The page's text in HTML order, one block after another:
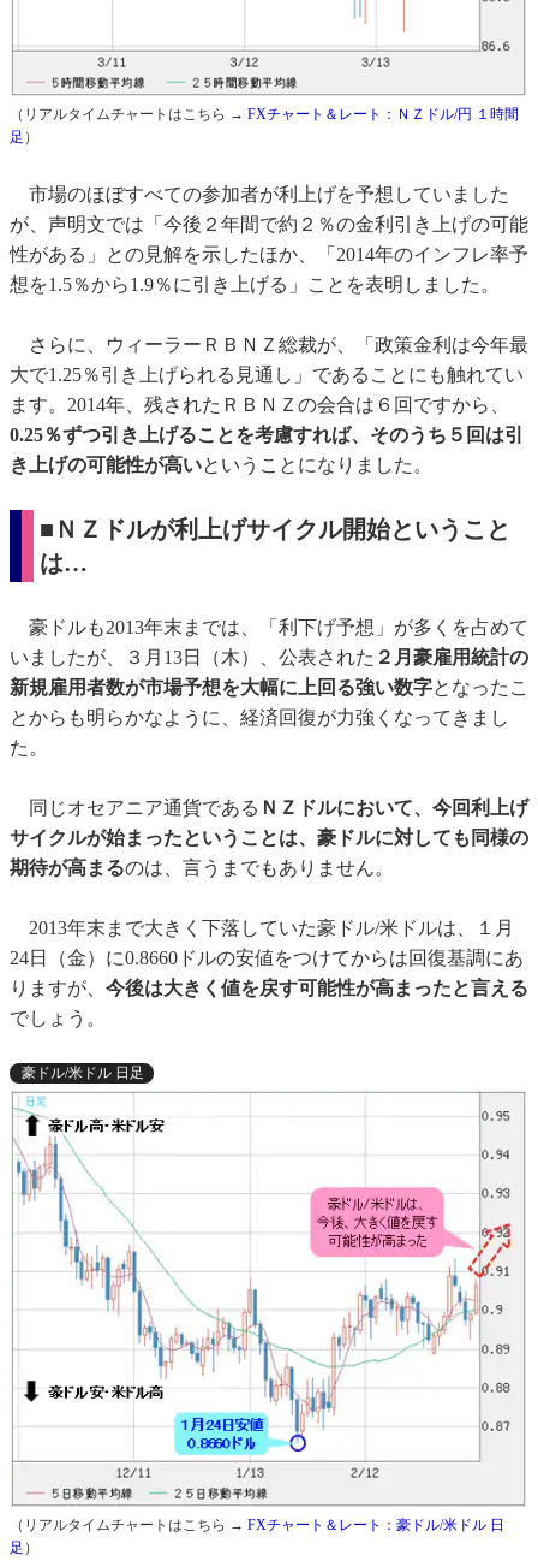
（リアルタイムチャートはこちら → FXチャート＆レート：ＮＺドル/円 １時間
足 ）
市場のほぼすべての参加者が利上げを予想していました
が、声明文では「今後２年間で約２％の金利引き上げの可能
性がある」との見解を示したほか、「2014年のインフレ率予
想を1.5％から1.9％に引き上げる」ことを表明しました。
さらに、ウィーラーＲＢＮＺ総裁が、「政策金利は今年最
大で1.25％引き上げられる見通し」であることにも触れてい
ます。2014年、残されたＲＢＮＺの会合は６回ですから、
0.25％ずつ引き上げることを考慮すれば、そのうち５回は引
き上げの可能性が高いということになりました。
■ＮＺドルが利上げサイクル開始ということ
は…
豪ドルも2013年末までは、「利下げ予想」が多くを占めて
いましたが、３月13日（木）、公表された ２月豪雇用統計の
新規雇用者数が市場予想を大幅に上回る強い数字となったこ
とからも明らかなように、経済回復が力強くなってきまし
た。
同じオセアニア通貨である ＮＺドルにおいて、今回利上げ
サイクルが始まったということは、豪ドルに対しても同様の
期待が高まるのは、言うまでもありません。
2013年末まで大きく下落していた豪ドル/米ドルは、１月
24日（金）に0.8660ドルの安値をつけてからは回復基調にあ
りますが、 今後は大きく値を戻す可能性が高まったと言える
でしょう。
豪ドル/米ドル 日足
（リアルタイムチャートはこちら → FXチャート＆レート：豪ドル/米ドル 日
足 ）